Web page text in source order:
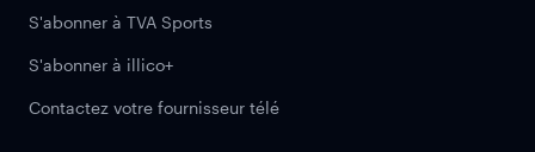
S'abonner à TVA Sports
S'abonner à illico+
Contactez votre fournisseur télé